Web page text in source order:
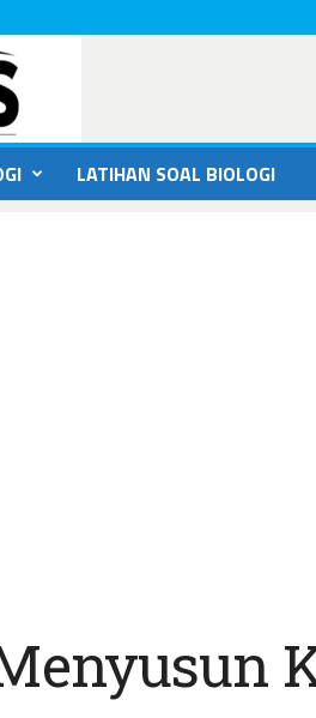
LATIHAN SOAL BIOLOGI